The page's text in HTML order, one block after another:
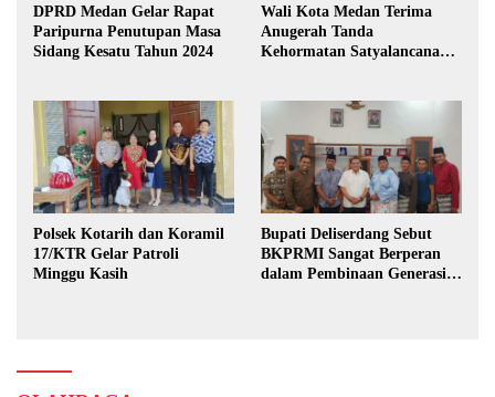
DPRD Medan Gelar Rapat
Paripurna Penutupan Masa
Sidang Kesatu Tahun 2024
Wali Kota Medan Terima
Anugerah Tanda
Kehormatan Satyalancana
Polsek Kotarih dan Koramil
17/KTR Gelar Patroli
Minggu Kasih
Bupati Deliserdang Sebut
BKPRMI Sangat Berperan
dalam Pembinaan Generasi